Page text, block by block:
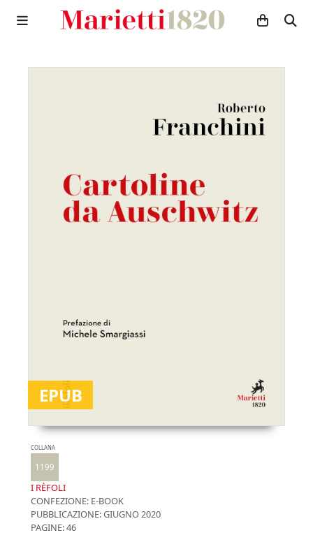
EPUB
COLLANA
1199
I RÈFOLI
CONFEZIONE: E-BOOK
PUBBLICAZIONE:GIUGNO 2020
PAGINE: 46